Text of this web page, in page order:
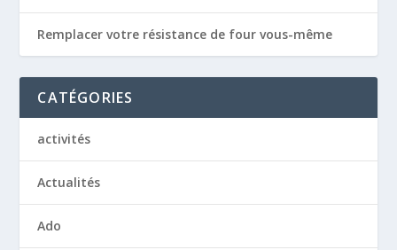
Remplacer votre résistance de four vous-même
CATÉGORIES
activités
Actualités
Ado